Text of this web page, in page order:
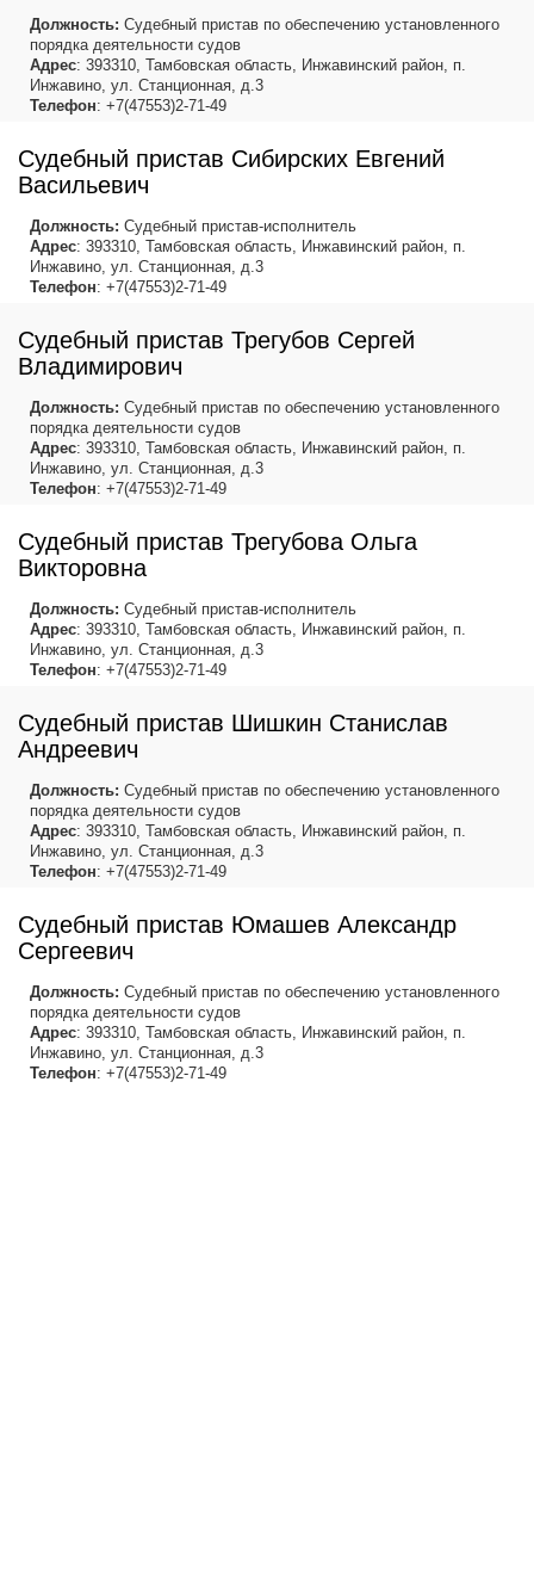
Должность: Судебный пристав по обеспечению установленного
порядка деятельности судов
Адрес: 393310, Тамбовская область, Инжавинский район, п.
Инжавино, ул. Станционная, д.3
Телефон: +7(47553)2-71-49
Судебный пристав Сибирских Евгений
Васильевич
Должность: Судебный пристав-исполнитель
Адрес: 393310, Тамбовская область, Инжавинский район, п.
Инжавино, ул. Станционная, д.3
Телефон: +7(47553)2-71-49
Судебный пристав Трегубов Сергей
Владимирович
Должность: Судебный пристав по обеспечению установленного
порядка деятельности судов
Адрес: 393310, Тамбовская область, Инжавинский район, п.
Инжавино, ул. Станционная, д.3
Телефон: +7(47553)2-71-49
Судебный пристав Трегубова Ольга
Викторовна
Должность: Судебный пристав-исполнитель
Адрес: 393310, Тамбовская область, Инжавинский район, п.
Инжавино, ул. Станционная, д.3
Телефон: +7(47553)2-71-49
Судебный пристав Шишкин Станислав
Андреевич
Должность: Судебный пристав по обеспечению установленного
порядка деятельности судов
Адрес: 393310, Тамбовская область, Инжавинский район, п.
Инжавино, ул. Станционная, д.3
Телефон: +7(47553)2-71-49
Судебный пристав Юмашев Александр
Сергеевич
Должность: Судебный пристав по обеспечению установленного
порядка деятельности судов
Адрес: 393310, Тамбовская область, Инжавинский район, п.
Инжавино, ул. Станционная, д.3
Телефон: +7(47553)2-71-49